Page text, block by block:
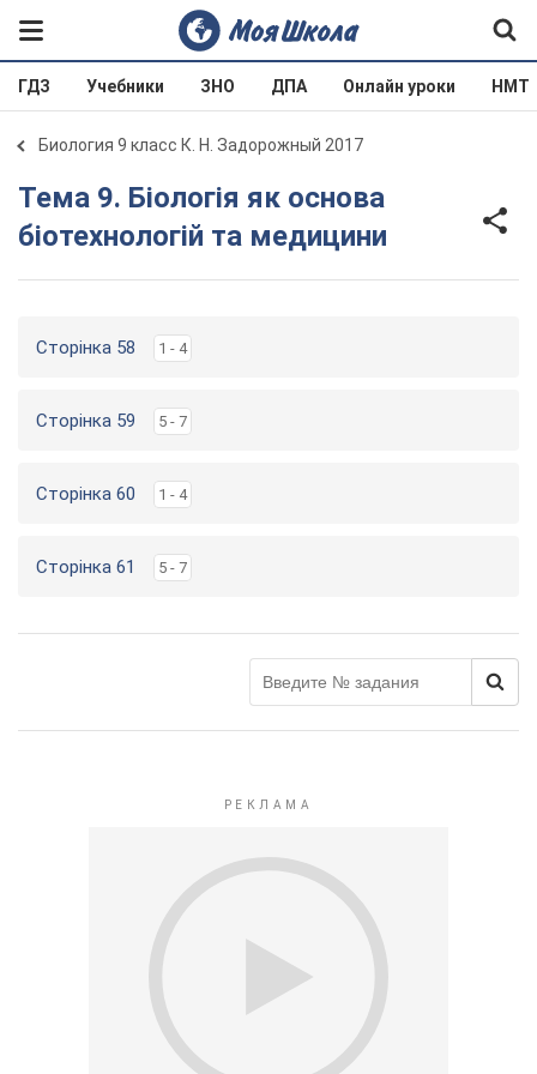
ГДЗ Учебники ЗНО ДПА Онлайн уроки НМТ
Биология 9 класс К. Н. Задорожный 2017
Тема 9. Біологія як основа
біотехнологій та медицини
Сторінка 58 1 - 4
Сторінка 59 5 - 7
Сторінка 60 1 - 4
Сторінка 61 5 - 7